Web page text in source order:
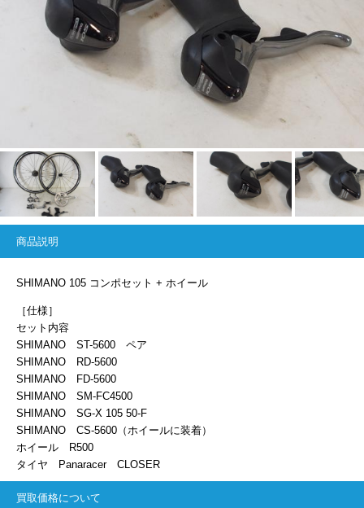
商品説明
SHIMANO 105 コンポセット + ホイール
［仕様］
セット内容
SHIMANO ST-5600 ペア
SHIMANO RD-5600
SHIMANO FD-5600
SHIMANO SM-FC4500
SHIMANO SG-X 105 50-F
SHIMANO CS-5600（ホイールに装着）
ホイール R500
タイヤ Panaracer CLOSER
買取価格について